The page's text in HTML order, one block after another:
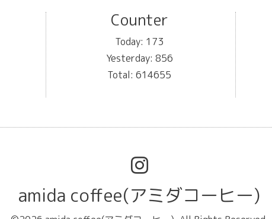
Counter
Today: 173
Yesterday: 856
Total:614655
amida coffee(アミダコーヒー)